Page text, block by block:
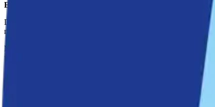
En viktig satsning för framtiden
Denna satsning är en del av ett större arbete för att utveckla
man till att fler invånare kan njuta av närheten till vattnet,
Med stöd från både markägare och företagare är detta en
utveckling, och Nackaborna får fler möjligheter att uppleva den
Med denna satsning fortsätter kommunen att stärka Nackas